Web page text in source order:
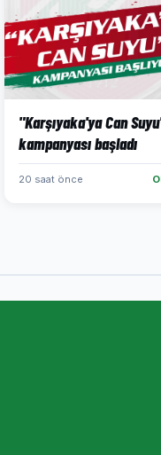
"Karşıyaka'ya Can
kampanyası başladı
20 saat önce